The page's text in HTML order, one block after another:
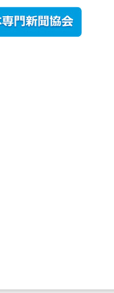
2026年8月5日
更新
農工大で大